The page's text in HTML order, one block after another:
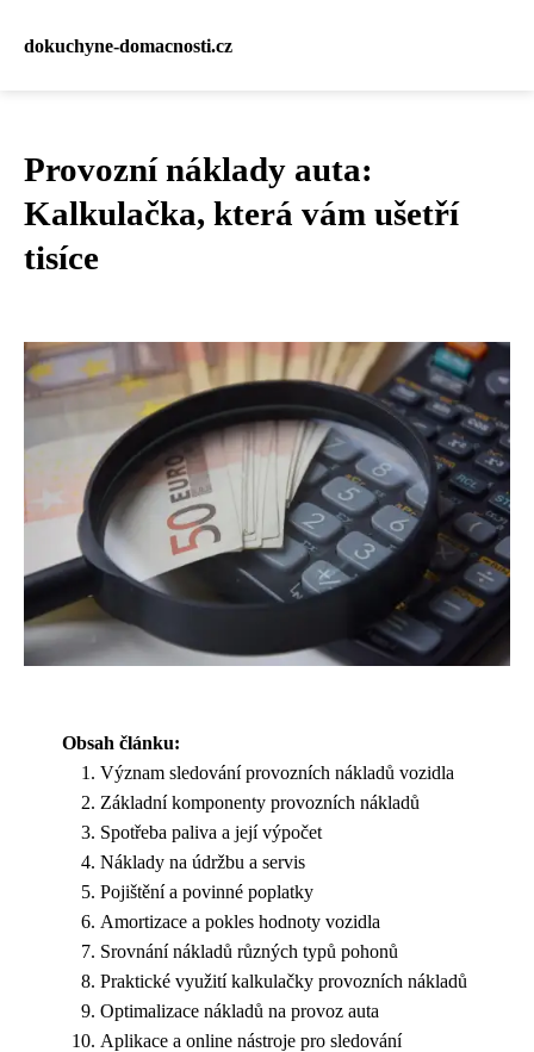
dokuchyne-domacnosti.cz
Provozní náklady auta:
Kalkulačka, která vám ušetří
tisíce
Obsah článku:
Význam sledování provozních nákladů vozidla
Základní komponenty provozních nákladů
Spotřeba paliva a její výpočet
Náklady na údržbu a servis
Pojištění a povinné poplatky
Amortizace a pokles hodnoty vozidla
Srovnání nákladů různých typů pohonů
Praktické využití kalkulačky provozních nákladů
Optimalizace nákladů na provoz auta
Aplikace a online nástroje pro sledování